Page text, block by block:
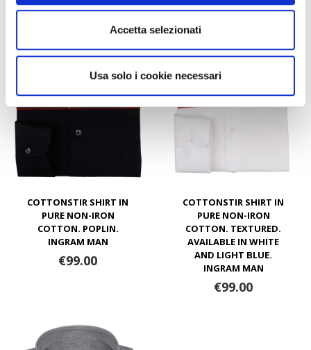
Accetta selezionati
Usa solo i cookie necessari
COTTONSTIR SHIRT IN
PURE NON-IRON
COTTON. POPLIN.
INGRAM MAN
€99.00
COTTONSTIR SHIRT IN
PURE NON-IRON
COTTON. TEXTURED.
AVAILABLE IN WHITE
AND LIGHT BLUE.
INGRAM MAN
€99.00